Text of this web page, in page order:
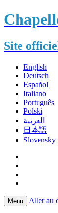
Site
English
Deutsch
Español
Italiano
Português
Polski
العربية
日本語
Slovensky
Menu Aller au